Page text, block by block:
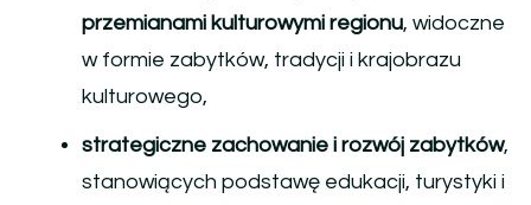
przemianami kulturowymi regionu, widoczne
w formie zabytków, tradycji i krajobrazu
kulturowego,
strategiczne zachowanie i rozwój zabytków,
stanowiących podstawę edukacji, turystyki i